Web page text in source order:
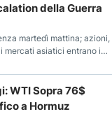
della Guerra
martedì mattina; azioni,
mercati asiatici entrano in
WTI Sopra 76$
a Hormuz